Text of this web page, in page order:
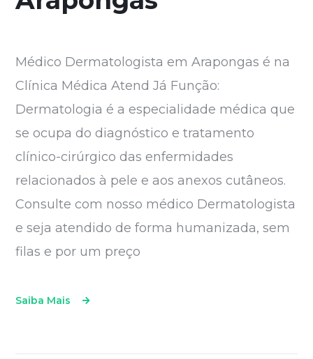
Médico Dermatologista em Arapongas é na
Clínica Médica Atend Já Função:
Dermatologia é a especialidade médica que
se ocupa do diagnóstico e tratamento
clínico-cirúrgico das enfermidades
relacionados à pele e aos anexos cutâneos.
Consulte com nosso médico Dermatologista
e seja atendido de forma humanizada, sem
filas e por um preço
Saiba Mais